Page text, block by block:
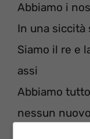
Abbiamo i
In una siccità
Siamo il re e
assi
Abbiamo
nessun